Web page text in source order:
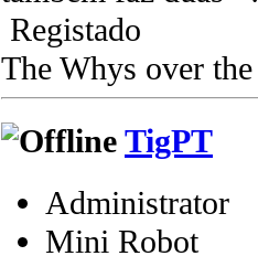
Registado
The Whys over
TigPT
Administrator
Mini Robot